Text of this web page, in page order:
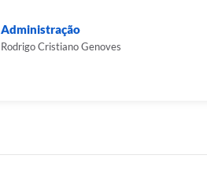
Administração
Rodrigo Cristiano Genoves